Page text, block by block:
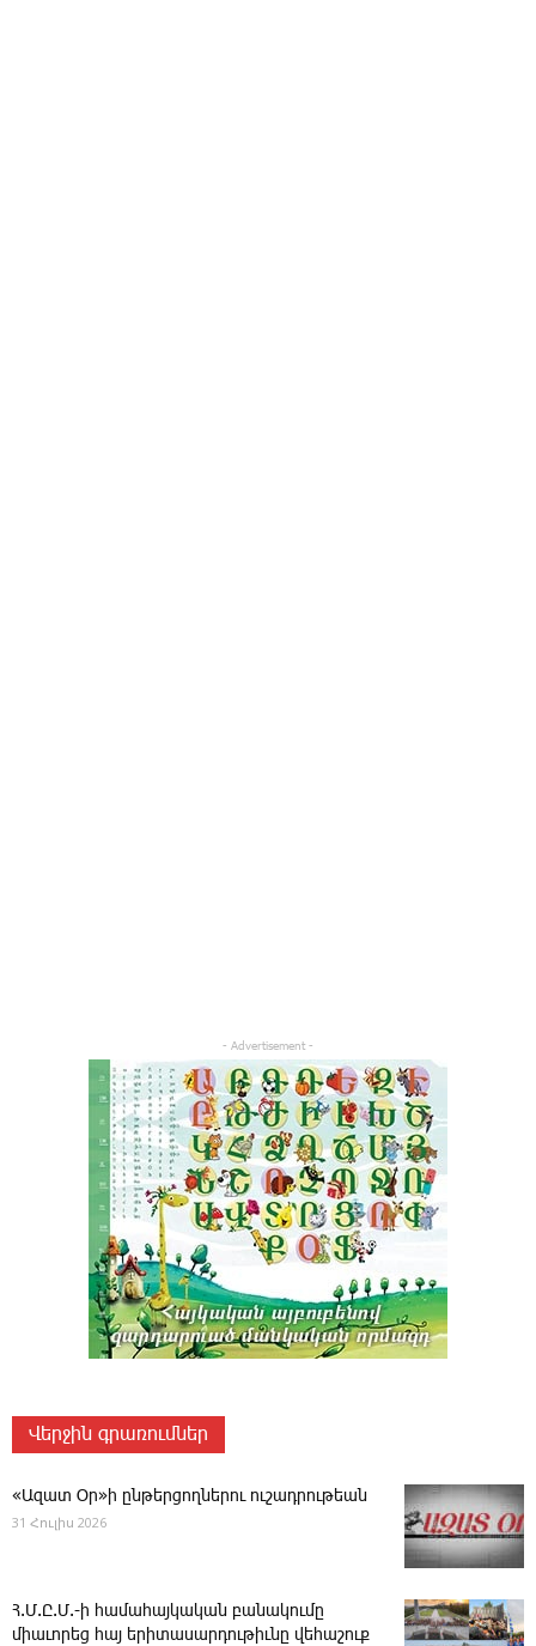
- Advertisement -
Վերջին գրառումներ
«Ազատ Օր»ի ընթերցողներու ուշադրութեան
31 Հուլիս 2026
Հ.Մ.Ը.Մ.-ի համահայկական բանակումը
միաւորեց հայ երիտասարդութիւնը վեհաշուք